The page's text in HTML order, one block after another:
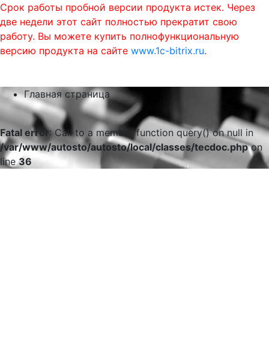
Срок работы пробной версии продукта истек. Через
две недели этот сайт полностью прекратит свою
работу. Вы можете купить полнофункциональную
версию продукта на сайте www.1c-bitrix.ru.
Главная страница
Fatal error: Call to a member function query() on null in
/var/www/autosto/autosto/local/classes/tecdoc.phpon
line36